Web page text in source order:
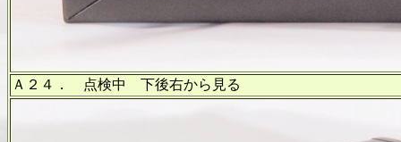
Ａ２４． 点検中 下後右から見る